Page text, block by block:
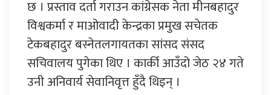
छ । प्रस्ताव दर्ता गराउन कांग्रेसक नेता मीनबहादुर
विश्वकर्मा र माओवादी केन्द्रका प्रमुख सचेतक
टेकबहादुर बस्नेतलगायतका सांसद संसद
सचिवालय पुगेका थिए । कार्की आउँदो जेठ २४ गते
उनी अनिवार्य सेवानिवृत्त हुँदै थिइन् ।